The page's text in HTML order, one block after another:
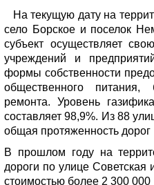
На текущую дату на
село Борское и поселок
субъект осуществляет
учреждений и
формы собственности
общественного
ремонта. Уровень
составляет 98,9%. Из 88
общая протяженность
В прошлом году на
дороги по улице
стоимостью более 2 300 000